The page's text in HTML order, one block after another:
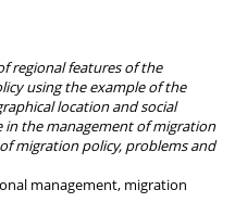
regional features of the
using the example of the
location and social
in the management of migration
migration policy, problems and
management, migration